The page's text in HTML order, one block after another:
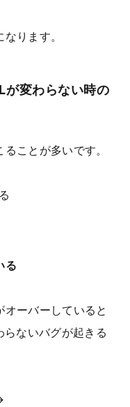
ります。
が変わらない時の
ことが多いです。
る
ーバーしていると
ないバグが起きる